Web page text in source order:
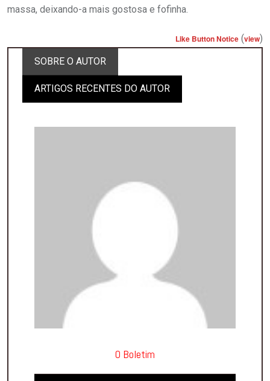
massa, deixando-a mais gostosa e fofinha.
Like Button Notice (view)
SOBRE O AUTOR
ARTIGOS RECENTES DO AUTOR
O Boletim